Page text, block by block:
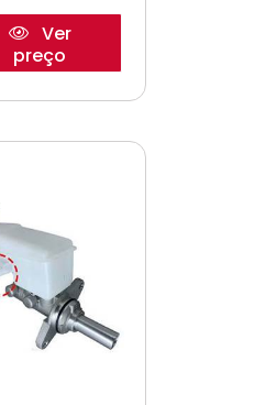
Ver
preço